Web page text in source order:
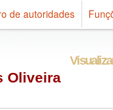
de autoridades
Oliveira